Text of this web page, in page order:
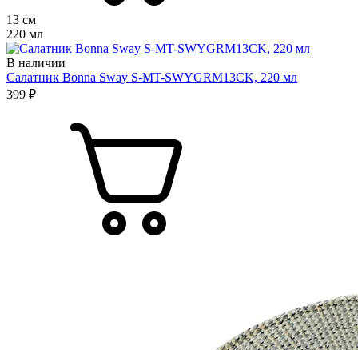
13 см
220 мл
В наличии
Салатник Bonna Sway S-MT-SWYGRM13CK, 220 мл
399 ₽